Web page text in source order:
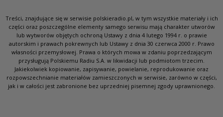
Treści, znajdujące się w serwisie polskieradio.pl, w tym wszystkie materiały i ich
części oraz poszczególne elementy samego serwisu mają charakter utworów
lub wytworów objętych ochroną Ustawy z dnia 4 lutego 1994 r. o prawie
autorskim i prawach pokrewnych lub Ustawy z dnia 30 czerwca 2000 r. Prawo
własności przemysłowej. Prawa o których mowa w zdaniu poprzedzającym
przysługują Polskiemu Radiu S.A. w likwidacji lub podmiotom trzecim.
Jakiekolwiek kopiowanie, zapisywanie, powielanie, reprodukowanie oraz
rozpowszechnianie materiałów zamieszczonych w serwisie, zarówno w części,
jak i w całości jest zabronione bez uprzedniej pisemnej zgody uprawnionego.